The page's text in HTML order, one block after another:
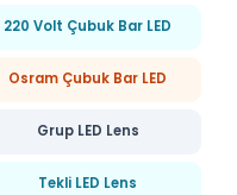
220 Volt Çubuk Bar LED
Osram Çubuk Bar LED
Grup LED Lens
Tekli LED Lens